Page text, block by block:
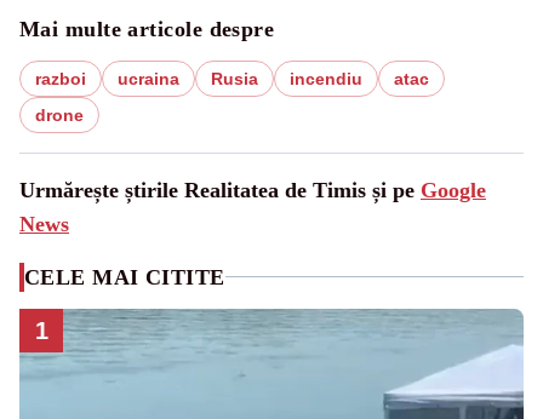
Mai multe articole despre
razboi ucraina Rusia incendiu
atac
drone
Urmărește știrile Realitatea de Timis și pe Google
News
CELE MAI CITITE
1